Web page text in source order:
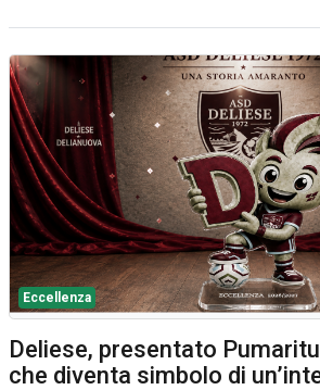
Eccellenza
Deliese, presentato
che diventa simbolo di